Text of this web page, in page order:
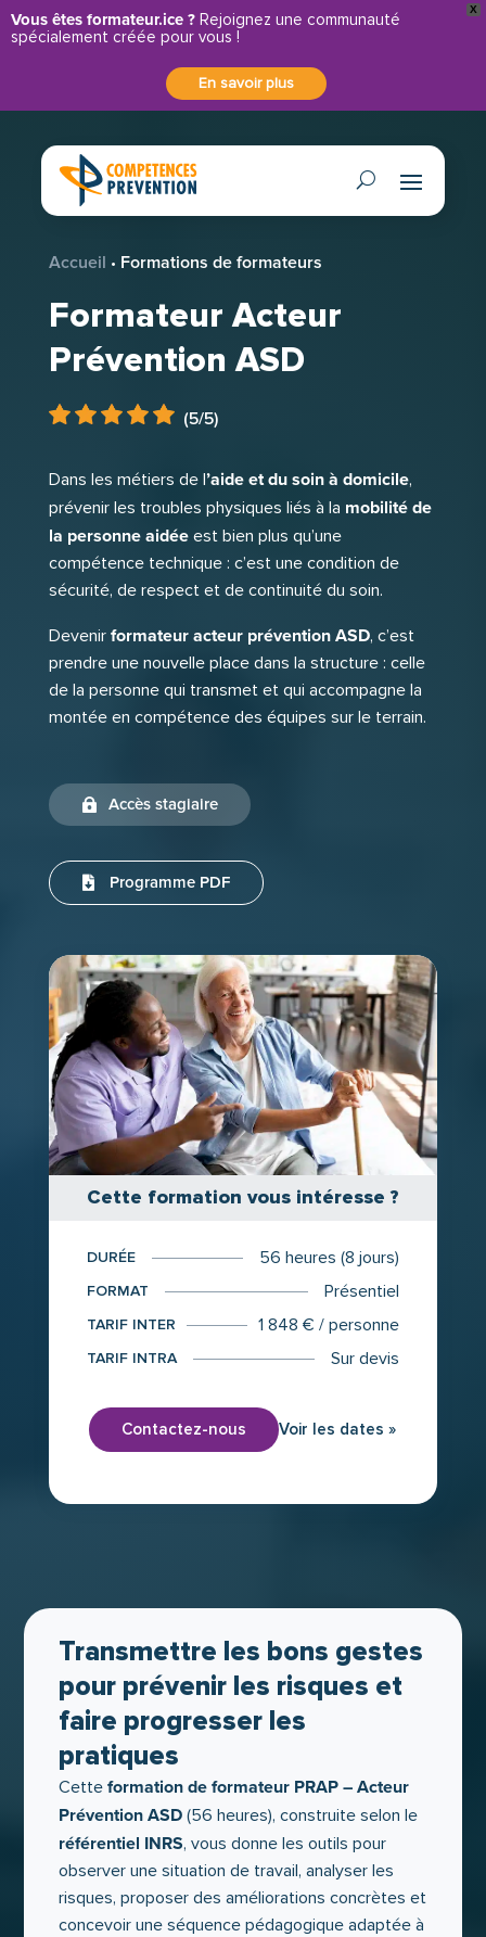
X
Vous êtes formateur.ice ? Rejoignez une communauté
spécialement créée pour vous !
En savoir plus
Accueil • Formations de formateurs
Formateur Acteur
Prévention ASD
(5/5)
Dans les métiers de l’aide et du soin à domicile,
prévenir les troubles physiques liés à la mobilité de
la personne aidéeest bien plus qu’une
compétence technique : c’est une condition de
sécurité, de respect et de continuité du soin.
Devenir formateur acteur prévention ASD, c’est
prendre une nouvelle place dans la structure : celle
de la personne qui transmet et qui accompagne la
montée en compétence des équipes sur le terrain.
Accès stagiaire
Programme PDF
Cette formation vous intéresse ?
DURÉE 56 heures (8 jours)
FORMAT Présentiel
TARIF INTER 1 848 € / personne
TARIF INTRA Sur devis
Contactez-nous Voir les dates »
Transmettre les bons gestes
pour prévenir les risques et
faire progresser les
pratiques
Cetteformation de formateur PRAP – Acteur
Prévention ASD (56 heures), construite selon le
référentiel INRS, vous donne les outils pour
observer une situation de travail, analyser les
risques, proposer des améliorations concrètes et
concevoir une séquence pédagogique adaptée à
Panneau de gestion des cookies